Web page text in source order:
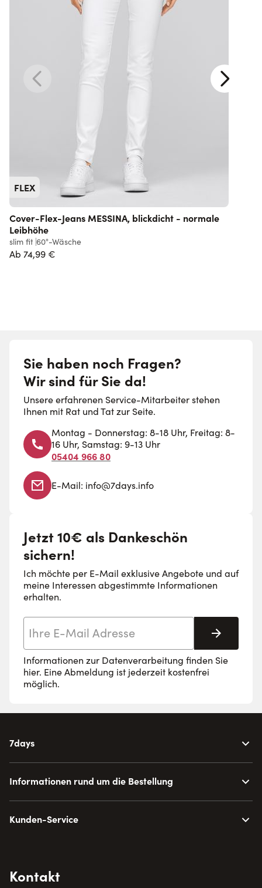
FLEX
Cover-Flex-Jeans MESSINA, blickdicht - normale
Leibhöhe
slim fit 60°-Wäsche
Ab 74,99 €
Sie haben noch Fragen?
Wir sind für Sie da!
Unsere erfahrenen Service-Mitarbeiter stehen
Ihnen mit Rat und Tat zur Seite.
Montag - Donnerstag: 8-18 Uhr, Freitag: 8-
16 Uhr, Samstag: 9-13 Uhr
05404 966 80
E-Mail: info@7days.info
Jetzt 10€ als Dankeschön
sichern!
Ich möchte per E-Mail exklusive Angebote und auf
meine Interessen abgestimmte Informationen
erhalten.
Informationen zur Datenverarbeitung finden Sie
hier. Eine Abmeldung ist jederzeit kostenfrei
möglich.
7days
Informationen rund um die Bestellung
Kunden-Service
Kontakt